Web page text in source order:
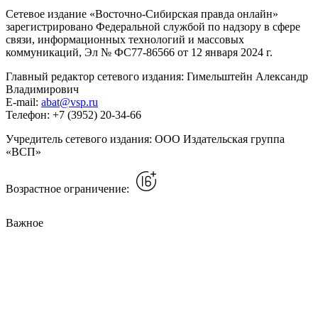
Сетевое издание «Восточно-Сибирская правда онлайн»
зарегистрировано Федеральной службой по надзору в сфере
связи, информационных технологий и массовых
коммуникаций, Эл № ФС77-86566 от 12 января 2024 г.
Главный редактор сетевого издания: Гимельштейн Александр
Владимирович
E-mail: abat@vsp.ru
Телефон: +7 (3952) 20-34-66
Учредитель сетевого издания: ООО Издательская группа
«ВСП»
Возрастное ограничение:
Важное